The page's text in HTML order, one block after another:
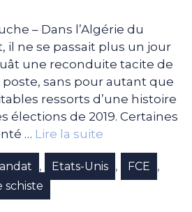
– Dans l’Algérie du
ne se passait plus un jour
une reconduite tacite de
poste, sans pour autant que
ressorts d’une histoire
élections de 2019. Certaines
… Lire la suite
, Etats-Unis , FCE ,
schiste